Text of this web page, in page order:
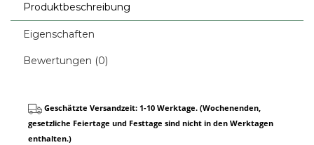
Produktbeschreibung
Eigenschaften
Bewertungen (0)
Geschätzte Versandzeit: 1-10 Werktage. (Wochenenden,
gesetzliche Feiertage und Festtage sind nicht in den Werktagen
enthalten.)